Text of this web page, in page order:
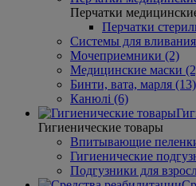
Перчатки
Перчатки
Системы для
Мочеприемники (2)
Медицинские маски
Бинти, вата, марля (13)
Канюлі (6)
Гигиенические товары
Впитывающие
Гигиенические
Подгузники для